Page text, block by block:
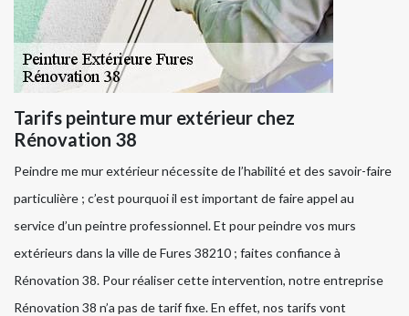
Tarifs peinture mur extérieur chez
Rénovation 38
Peindre me mur extérieur nécessite de l’habilité et des savoir-faire
particulière ; c’est pourquoi il est important de faire appel au
service d’un peintre professionnel. Et pour peindre vos murs
extérieurs dans la ville de Fures 38210 ; faites confiance à
Rénovation 38. Pour réaliser cette intervention, notre entreprise
Rénovation 38 n’a pas de tarif fixe. En effet, nos tarifs vont